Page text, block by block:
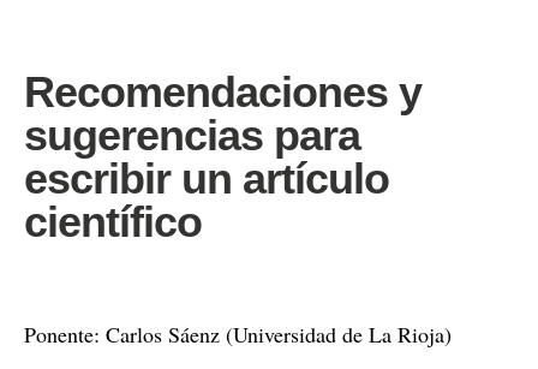
Recomendaciones y
sugerencias para
escribir un artículo
científico
Ponente: Carlos Sáenz (Universidad de La Rioja)